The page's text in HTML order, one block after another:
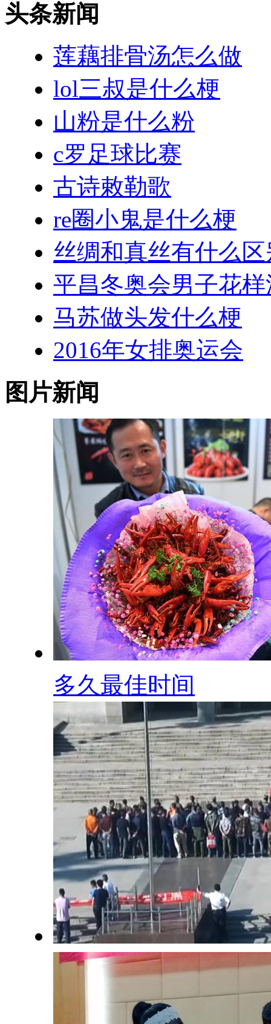
头条新闻
莲藕排骨汤怎么做
lol三叔是什么梗
山粉是什么粉
c罗足球比赛
古诗敕勒歌
re圈小鬼是什么梗
丝绸和真丝有什么区
平昌冬奥会男子花
马苏做头发什么梗
2016年女排奥运会
图片新闻
多久最佳时间